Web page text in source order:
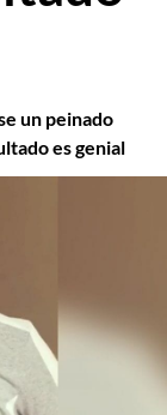
un peinado
es genial